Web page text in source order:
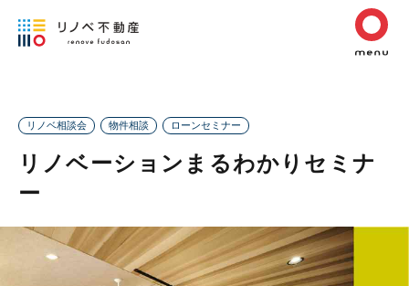
リノベ相談会 物件相談 ローンセミナー
リノベーションまるわかりセミナ
ー